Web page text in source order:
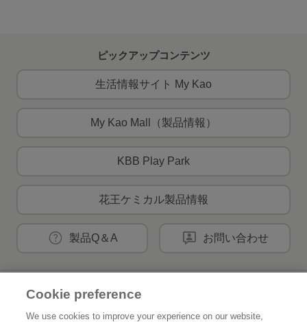
ピックアップコンテンツ
生活情報サイト My Kao
My Kao Mall（製品情報）
KBB Play Park
花王ケミカル製品情報
製品Q＆A お問い合わせ
花王公式SNSアカウント
Cookie preference
We use cookies to improve your experience on our website,